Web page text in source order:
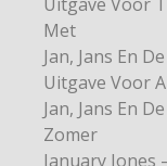
Met
Jan, Jans En
Uitgave Voor
Jan, Jans En
Zomer
January Jones